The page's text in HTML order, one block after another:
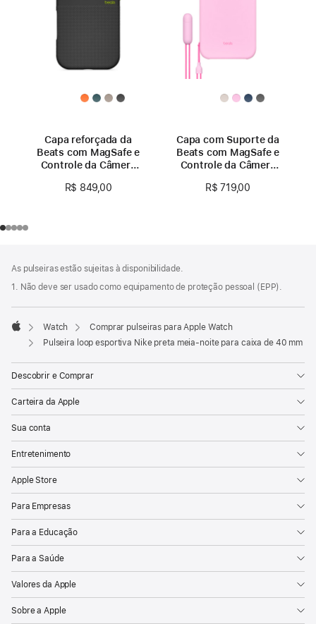
Capa reforçada da
Beats com MagSafe e
Controle da Câmera
Preto-everest
R$ 849,00
Capa com Suporte da
Beats com MagSafe e
Controle da Câmera
Pro Max – Quartzo-
R$ 719,00
de
rodapé
As pulseiras estão sujeitas à disponibilidade.
1. Não deve ser usado como equipamento de proteção pessoal (EPP).
Apple
Watch
Comprar pulseiras para Apple Watch
Pulseira loop esportiva Nike preta meia-noite para caixa de 40 mm
Descobrir e Comprar
Carteira da Apple
Sua conta
Entretenimento
Apple Store
Para Empresas
Para a Educação
Para a Saúde
Valores da Apple
Sobre a Apple